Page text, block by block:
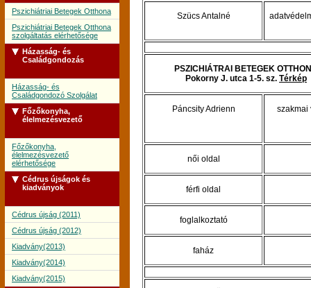
elérhetősége
Pszichiátriai Betegek Otthona
Pszichiátriai Betegek Otthona
szolgáltatás elérhetősége
Házasság- és
Családgondozás
Házasság- és
Családgondozó Szolgálat
Főzőkonyha,
élelmezésvezető
Főzőkonyha,
élelmezésvezető
elérhetősége
Cédrus újságok és
kiadványok
Cédrus újság (2011)
Cédrus újság (2012)
Kiadvány(2013)
Kiadvány(2014)
Kiadvány(2015)
Szücs Antalné
PSZICHIÁTRAI BETEGEK
Pokorny J. utca 1-5. sz. Térkép
Páncsity Adrienn szakmai
női oldal
férfi oldal
foglalkoztató
faház